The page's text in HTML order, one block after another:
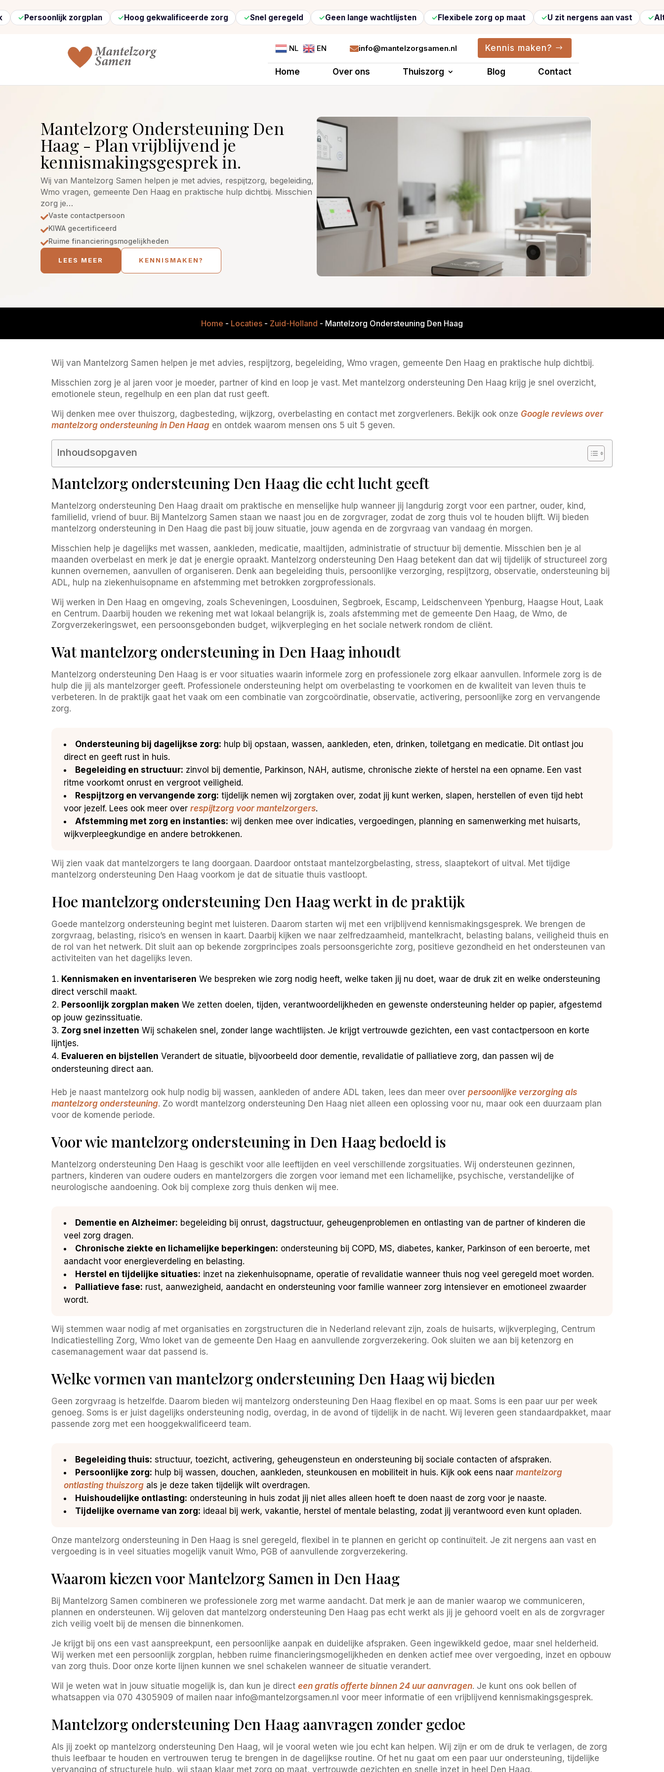
zorgplan Hoog gekwalificeerde zorg Snel geregeld Geen lange wachtlijsten Flexibele zorg op maat U zit nergens aan vast Altijd
NL EN info@mantelzorgsamen.nl Kennis maken?
Home Over ons Thuiszorg Blog Contact
Mantelzorg Ondersteuning Den
Haag - Plan vrijblijvend je
kennismakingsgesprek in.
Wij van Mantelzorg Samen helpen je met advies, respijtzorg, begeleiding,
Wmo vragen, gemeente Den Haag en praktische hulp dichtbij. Misschien
zorg je…
Vaste contactpersoon
KIWA gecertificeerd
Ruime financieringsmogelijkheden
LEES MEER KENNISMAKEN?
Home - Locaties - Zuid-Holland - Mantelzorg Ondersteuning Den Haag
Wij van Mantelzorg Samen helpen je met advies, respijtzorg, begeleiding, Wmo vragen, gemeente Den Haag en praktische hulp dichtbij.
Misschien zorg je al jaren voor je moeder, partner of kind en loop je vast. Met mantelzorg ondersteuning Den Haag krijg je snel overzicht,
emotionele steun, regelhulp en een plan dat rust geeft.
Wij denken mee over thuiszorg, dagbesteding, wijkzorg, overbelasting en contact met zorgverleners. Bekijk ook onze Google reviews over
mantelzorg ondersteuning in Den Haag en ontdek waarom mensen ons 5 uit 5 geven.
Inhoudsopgaven
Mantelzorg ondersteuning Den Haag die echt lucht geeft
Mantelzorg ondersteuning Den Haag draait om praktische en menselijke hulp wanneer jij langdurig zorgt voor een partner, ouder, kind,
familielid, vriend of buur. Bij Mantelzorg Samen staan we naast jou en de zorgvrager, zodat de zorg thuis vol te houden blijft. Wij bieden
mantelzorg ondersteuning in Den Haag die past bij jouw situatie, jouw agenda en de zorgvraag van vandaag én morgen.
Misschien help je dagelijks met wassen, aankleden, medicatie, maaltijden, administratie of structuur bij dementie. Misschien ben je al
maanden overbelast en merk je dat je energie opraakt. Mantelzorg ondersteuning Den Haag betekent dan dat wij tijdelijk of structureel zorg
kunnen overnemen, aanvullen of organiseren. Denk aan begeleiding thuis, persoonlijke verzorging, respijtzorg, observatie, ondersteuning bij
ADL, hulp na ziekenhuisopname en afstemming met betrokken zorgprofessionals.
Wij werken in Den Haag en omgeving, zoals Scheveningen, Loosduinen, Segbroek, Escamp, Leidschenveen Ypenburg, Haagse Hout, Laak
en Centrum. Daarbij houden we rekening met wat lokaal belangrijk is, zoals afstemming met de gemeente Den Haag, de Wmo, de
Zorgverzekeringswet, een persoonsgebonden budget, wijkverpleging en het sociale netwerk rondom de cliënt.
Wat mantelzorg ondersteuning in Den Haag inhoudt
Mantelzorg ondersteuning Den Haag is er voor situaties waarin informele zorg en professionele zorg elkaar aanvullen. Informele zorg is de
hulp die jij als mantelzorger geeft. Professionele ondersteuning helpt om overbelasting te voorkomen en de kwaliteit van leven thuis te
verbeteren. In de praktijk gaat het vaak om een combinatie van zorgcoördinatie, observatie, activering, persoonlijke zorg en vervangende
zorg.
Ondersteuning bij dagelijkse zorg: hulp bij opstaan, wassen, aankleden, eten, drinken, toiletgang en medicatie. Dit ontlast jou
direct en geeft rust in huis.
Begeleiding en structuur: zinvol bij dementie, Parkinson, NAH, autisme, chronische ziekte of herstel na een opname. Een vast
ritme voorkomt onrust en vergroot veiligheid.
Respijtzorg en vervangende zorg: tijdelijk nemen wij zorgtaken over, zodat jij kunt werken, slapen, herstellen of even tijd hebt
voor jezelf. Lees ook meer over respijtzorg voor mantelzorgers.
Afstemming met zorg en instanties: wij denken mee over indicaties, vergoedingen, planning en samenwerking met huisarts,
wijkverpleegkundige en andere betrokkenen.
Wij zien vaak dat mantelzorgers te lang doorgaan. Daardoor ontstaat mantelzorgbelasting, stress, slaaptekort of uitval. Met tijdige
mantelzorg ondersteuning Den Haag voorkom je dat de situatie thuis vastloopt.
Hoe mantelzorg ondersteuning Den Haag werkt in de praktijk
Goede mantelzorg ondersteuning begint met luisteren. Daarom starten wij met een vrijblijvend kennismakingsgesprek. We brengen de
zorgvraag, belasting, risico’s en wensen in kaart. Daarbij kijken we naar zelfredzaamheid, mantelkracht, belasting balans, veiligheid thuis en
de rol van het netwerk. Dit sluit aan op bekende zorgprincipes zoals persoonsgerichte zorg, positieve gezondheid en het ondersteunen van
activiteiten van het dagelijks leven.
Kennismaken en inventariseren We bespreken wie zorg nodig heeft, welke taken jij nu doet, waar de druk zit en welke ondersteuning
direct verschil maakt.
Persoonlijk zorgplan maken We zetten doelen, tijden, verantwoordelijkheden en gewenste ondersteuning helder op papier, afgestemd
op jouw gezinssituatie.
Zorg snel inzetten Wij schakelen snel, zonder lange wachtlijsten. Je krijgt vertrouwde gezichten, een vast contactpersoon en korte
lijntjes.
Evalueren en bijstellen Verandert de situatie, bijvoorbeeld door dementie, revalidatie of palliatieve zorg, dan passen wij de
ondersteuning direct aan.
Heb je naast mantelzorg ook hulp nodig bij wassen, aankleden of andere ADL taken, lees dan meer over persoonlijke verzorging als
mantelzorg ondersteuning. Zo wordt mantelzorg ondersteuning Den Haag niet alleen een oplossing voor nu, maar ook een duurzaam plan
voor de komende periode.
Voor wie mantelzorg ondersteuning in Den Haag bedoeld is
Mantelzorg ondersteuning Den Haag is geschikt voor alle leeftijden en veel verschillende zorgsituaties. Wij ondersteunen gezinnen,
partners, kinderen van oudere ouders en mantelzorgers die zorgen voor iemand met een lichamelijke, psychische, verstandelijke of
neurologische aandoening. Ook bij complexe zorg thuis denken wij mee.
Dementie en Alzheimer: begeleiding bij onrust, dagstructuur, geheugenproblemen en ontlasting van de partner of kinderen die
veel zorg dragen.
Chronische ziekte en lichamelijke beperkingen: ondersteuning bij COPD, MS, diabetes, kanker, Parkinson of een beroerte, met
aandacht voor energieverdeling en belasting.
Herstel en tijdelijke situaties: inzet na ziekenhuisopname, operatie of revalidatie wanneer thuis nog veel geregeld moet worden.
Palliatieve fase: rust, aanwezigheid, aandacht en ondersteuning voor familie wanneer zorg intensiever en emotioneel zwaarder
wordt.
Wij stemmen waar nodig af met organisaties en zorgstructuren die in Nederland relevant zijn, zoals de huisarts, wijkverpleging, Centrum
Indicatiestelling Zorg, Wmo loket van de gemeente Den Haag en aanvullende zorgverzekering. Ook sluiten we aan bij ketenzorg en
casemanagement waar dat passend is.
Welke vormen van mantelzorg ondersteuning Den Haag wij bieden
Geen zorgvraag is hetzelfde. Daarom bieden wij mantelzorg ondersteuning Den Haag flexibel en op maat. Soms is een paar uur per week
genoeg. Soms is er juist dagelijks ondersteuning nodig, overdag, in de avond of tijdelijk in de nacht. Wij leveren geen standaardpakket, maar
passende zorg met een hooggekwalificeerd team.
Begeleiding thuis: structuur, toezicht, activering, geheugensteun en ondersteuning bij sociale contacten of afspraken.
Persoonlijke zorg: hulp bij wassen, douchen, aankleden, steunkousen en mobiliteit in huis. Kijk ook eens naar mantelzorg
ontlasting thuiszorg als je deze taken tijdelijk wilt overdragen.
Huishoudelijke ontlasting: ondersteuning in huis zodat jij niet alles alleen hoeft te doen naast de zorg voor je naaste.
Tijdelijke overname van zorg: ideaal bij werk, vakantie, herstel of mentale belasting, zodat jij verantwoord even kunt opladen.
Onze mantelzorg ondersteuning in Den Haag is snel geregeld, flexibel in te plannen en gericht op continuïteit. Je zit nergens aan vast en
vergoeding is in veel situaties mogelijk vanuit Wmo, PGB of aanvullende zorgverzekering.
Waarom kiezen voor Mantelzorg Samen in Den Haag
Bij Mantelzorg Samen combineren we professionele zorg met warme aandacht. Dat merk je aan de manier waarop we communiceren,
plannen en ondersteunen. Wij geloven dat mantelzorg ondersteuning Den Haag pas echt werkt als jij je gehoord voelt en als de zorgvrager
zich veilig voelt bij de mensen die binnenkomen.
Je krijgt bij ons een vast aanspreekpunt, een persoonlijke aanpak en duidelijke afspraken. Geen ingewikkeld gedoe, maar snel helderheid.
Wij werken met een persoonlijk zorgplan, hebben ruime financieringsmogelijkheden en denken actief mee over vergoeding, inzet en opbouw
van zorg thuis. Door onze korte lijnen kunnen we snel schakelen wanneer de situatie verandert.
Wil je weten wat in jouw situatie mogelijk is, dan kun je direct een gratis offerte binnen 24 uur aanvragen. Je kunt ons ook bellen of
whatsappen via 070 4305909 of mailen naar info@mantelzorgsamen.nl voor meer informatie of een vrijblijvend kennismakingsgesprek.
Mantelzorg ondersteuning Den Haag aanvragen zonder gedoe
Als jij zoekt op mantelzorg ondersteuning Den Haag, wil je vooral weten wie jou echt kan helpen. Wij zijn er om de druk te verlagen, de zorg
thuis leefbaar te houden en vertrouwen terug te brengen in de dagelijkse routine. Of het nu gaat om een paar uur ondersteuning, tijdelijke
vervanging of structurele hulp, wij staan klaar met zorg op maat, vertrouwde gezichten en snelle inzet in heel Den Haag.